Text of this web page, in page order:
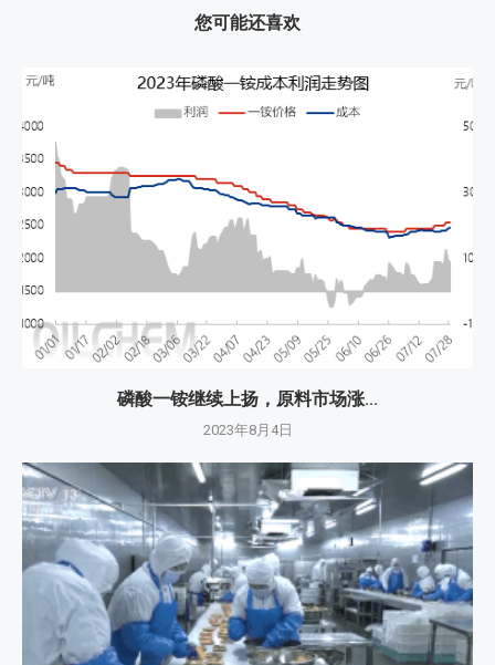
您可能还喜欢
磷酸一铵继续上扬，原料市场涨...
2023年8月4日